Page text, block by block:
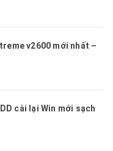
v2600 mới nhất –
cài lại Win mới sạch